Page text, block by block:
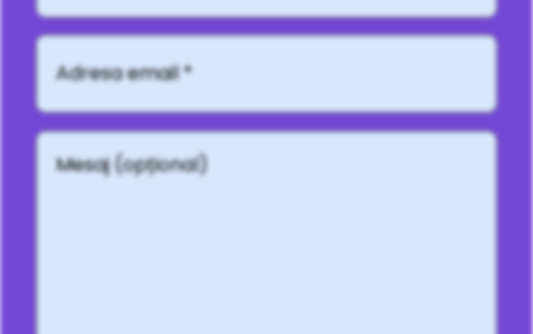
Mesaj
(opțional)
Adresă
email